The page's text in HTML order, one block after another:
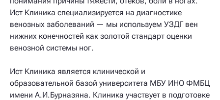
Ист Клиника специализируется на диагностике
венозных заболеваний — мы используем УЗДГ вен
нижних конечностей как золотой стандарт оценки
венозной системы ног.
Ист Клиника является клинической и
образовательной базой университета МБУ ИНО ФМБЦ
имени А.И.Бурназяна. Клиника участвует в подготовке